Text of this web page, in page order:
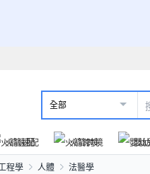
全部
火箭速配 火箭跨境 嬰
程學 人體 法醫學